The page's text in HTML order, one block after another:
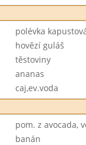
polévka
hovězí guláš
těstoviny
ananas
caj,ev.voda
pom. z avocada,
banán